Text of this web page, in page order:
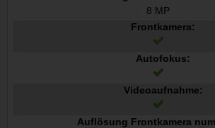
8 MP
Frontkamera:
Autofokus:
Videoaufnahme:
Auflösung Frontkamera